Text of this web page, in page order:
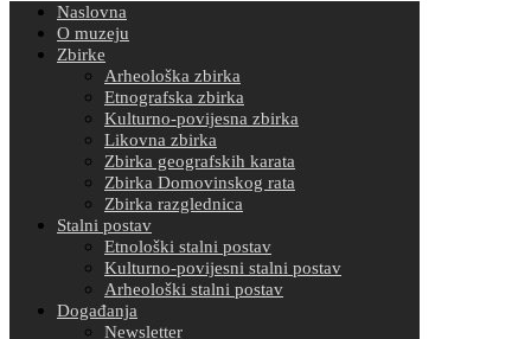
Naslovna
O muzeju
Zbirke
Arheološka zbirka
Etnografska zbirka
Kulturno-povijesna zbirka
Likovna zbirka
Zbirka geografskih karata
Zbirka Domovinskog rata
Zbirka razglednica
Stalni postav
Etnološki stalni postav
Kulturno-povijesni stalni postav
Arheološki stalni postav
Događanja
Newsletter